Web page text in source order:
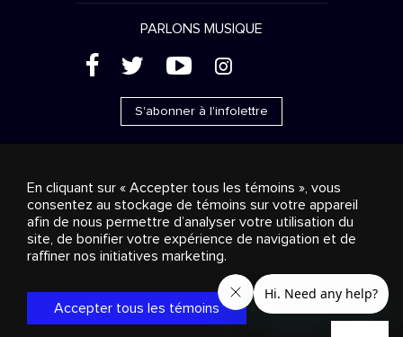
PARLONS MUSIQUE
( ' + &
S'abonner à l'infolettre
Ventes publicitaires
Diffusion & distribution
Consommateurs
Solutions d’affaires Radio
propos
Cookies settings
© 2018-2025 Groupe Stingray Inc. Tous droits réservés.
, VOS AMBIANCES MUSICALES
et les autres
marques et logos reliés sont des marques de commerce du
Groupe Stingray au Canada, aux États-Unis et dans les autres
En cliquant sur « Accepter tous les témoins », vous
consentez au stockage de témoins sur votre appareil
afin de nous permettre d’analyser votre utilisation du
site, de bonifier votre expérience de navigation et de
raffiner nos initiatives marketing.
Accepter tous les témoins